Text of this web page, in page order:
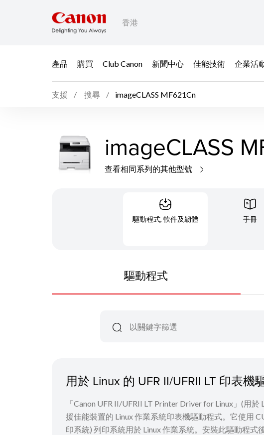
香港
產品 購買 Club Canon 新聞中心 佳能技術 企業活
支援 搜尋 imageCLASS MF621Cn
imageCLASS
查看相同系列的其他型號
驅動程式, 軟件及韌體 手冊
驅動程式
用於 Linux 的 UFR II/UFRII LT 印表機
「Canon UFR II/UFRII LT Printer Driver for Linux」(用
援佳能裝置的 Linux 作業系統印表機驅動程式。它使用
印系統) 列印系統用於 Linux 作業系統。安裝此驅動程